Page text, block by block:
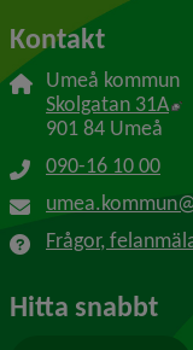
Kontakt
Umeå kommun
Skolgatan 31A
901 84 Umeå
090-16 10 00
Frågor,
Hitta snabbt